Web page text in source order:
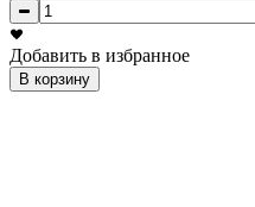
Добавить в избранное
В корзину